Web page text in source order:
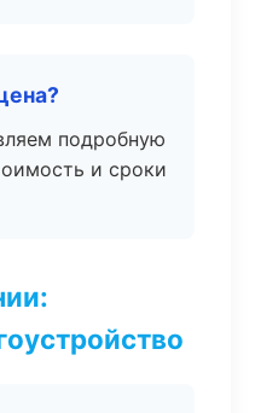
подробную
и сроки